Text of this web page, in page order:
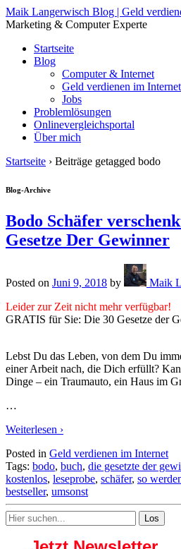
↓
Skip
Main
Content
Maik Langerwisch Blog | Geld
Marketing & Computer Experte
Startseite
Blog
Computer & Internet
Geld verdienen im Internet
Jobs
Problemlösungen
Onlinevergleichsportal
Über mich
Startseite › Beiträge getagged bodo
Blog-Archive
Bodo Schäfer
Gesetze Der Gewinner
Posted on Juni 9, 2018 by Maik
Leider zur Zeit nicht mehr verfügbar!
GRATIS für Sie: Die 30 Gesetze der
Lebst Du das Leben, von dem Du
einer Arbeit nach, die Dich erfüllt?
Dinge – ein Traumauto, ein Haus im
…
Weiterlesen ›
Posted in Geld verdienen im Internet
Tags: bodo, buch, die gesetzte der
kostenlos, leseprobe, schäfer, so
bestseller, umsonst
Search
for: